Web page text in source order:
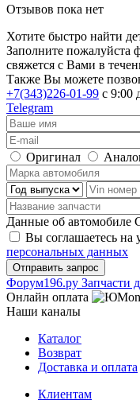
Отзывов пока нет
Хотите быстро найти
Заполните пожалуйста
свяжется с Вами в
Также Вы можете
+7(343)226-01-99 с 9:00
Telegram
Оригинал
Данные об автомобиле
Вы соглашаетесь на
персональных данных
Фoрум196.ру Запчасти
Онлайн оплата
Наши каналы
Каталог
Возврат
Доставка и оплата
Клиентам